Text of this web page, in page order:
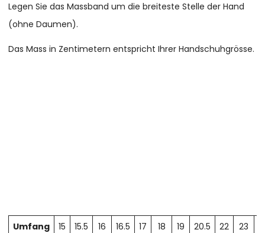
Legen Sie das Massband um die breiteste Stelle der Hand
(ohne Daumen).
Das Mass in Zentimetern entspricht Ihrer Handschuhgrösse.
Umfang
15 15.5 16 16.5 17 18 19 20.5 22 23